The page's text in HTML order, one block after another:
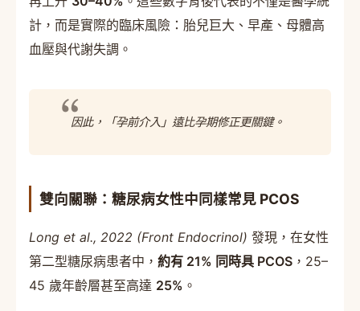
計，而是實際的臨床風險：胎兒巨大、早產、母體高
血壓與代謝失調。
因此，「孕前介入」遠比孕期修正更關鍵。
雙向關聯：糖尿病女性中同樣常見 PCOS
Long et al., 2022 (Front Endocrinol) 發現，在女性
第二型糖尿病患者中， 約有 21% 同時具 PCOS ，25–
45 歲年齡層甚至高達 25% 。